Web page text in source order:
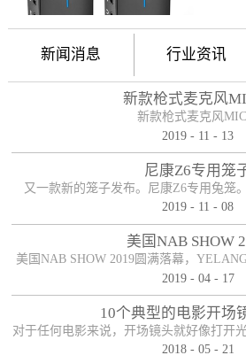
新闻消息 行业资讯
新款枪式麦克风
新款枪式麦克风
2019 - 11 - 13
尼康Z6专用笼
又一款新的笼子发布。尼康Z6专用兔笼
2019 - 11 - 08
美国NAB SHOW
美国NAB SHOW 2019圆满落幕，
参展期间新老朋友络绎不绝
2019 - 04 - 17
10个典型的电影开场
对于任何电影来说，开场镜头就好像打开
观众开启电影之旅。可以说，一部电影能
2018 - 05 - 21